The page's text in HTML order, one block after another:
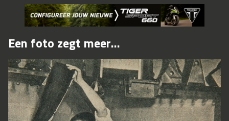
Een foto zegt meer...